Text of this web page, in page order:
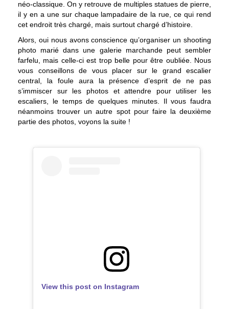
néo-classique. On y retrouve de multiples statues de pierre,
il y en a une sur chaque lampadaire de la rue, ce qui rend
cet endroit très chargé, mais surtout chargé d’histoire.
Alors, oui nous avons conscience qu’organiser un shooting
photo marié dans une galerie marchande peut sembler
farfelu, mais celle-ci est trop belle pour être oubliée. Nous
vous conseillons de vous placer sur le grand escalier
central, la foule aura la présence d’esprit de ne pas
s’immiscer sur les photos et attendre pour utiliser les
escaliers, le temps de quelques minutes. Il vous faudra
néanmoins trouver un autre spot pour faire la deuxième
partie des photos, voyons la suite !
View this post on Instagram